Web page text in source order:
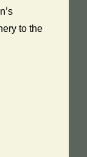
to the